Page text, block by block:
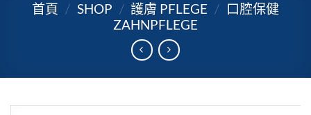
鍵
首頁 / SHOP / 護膚 PFLEGE / 口腔保健
ZAHNPFLEGE